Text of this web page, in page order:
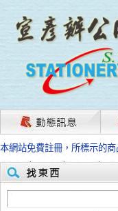
茲因國際情勢變化石油及塑
本網站免費註冊，所標示的
HP、EPSON、CANON原廠
本網站免費註冊，所標示的
匯款客戶請注意！因商品繁